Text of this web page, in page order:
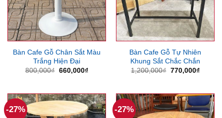
Bàn Cafe Gỗ Chân Sắt Màu
Trắng Hiện Đại
800,000₫ Giá
660,000₫Giá
660,000₫.
Bàn Cafe Gỗ Tự Nhiên
Khung Sắt Chắc Chắn
1,200,000₫ Giá
770,000₫Giá
-27% -27%